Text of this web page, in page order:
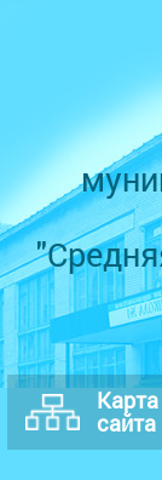
Карта
сайта